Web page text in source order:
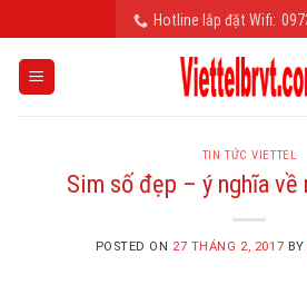
to
content
Hotline lắp đặt Wifi:
TIN TỨC VIETTEL
Sim số đẹp – ý nghĩa về
POSTED ON 27 THÁNG 2, 2017 BY